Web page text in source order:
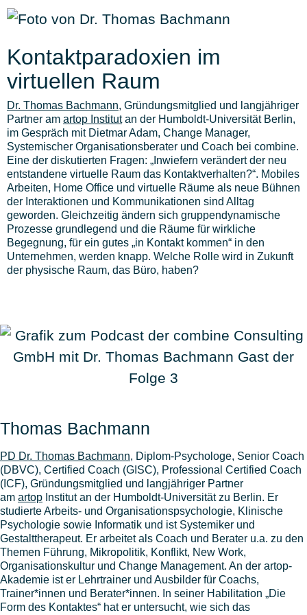
Kontaktparadoxien im
virtuellen Raum
Dr. Thomas Bachmann, Gründungsmitglied und langjähriger
Partner am artop Institutan der Humboldt-Universität Berlin,
im Gespräch mit Dietmar Adam, Change Manager,
Systemischer Organisationsberater und Coach bei combine.
Eine der diskutierten Fragen: „Inwiefern verändert der neu
entstandene virtuelle Raum das Kontaktverhalten?“. Mobiles
Arbeiten, Home Office und virtuelle Räume als neue Bühnen
der Interaktionen und Kommunikationen sind Alltag
geworden. Gleichzeitig ändern sich gruppendynamische
Prozesse grundlegend und die Räume für wirkliche
Begegnung, für ein gutes „in Kontakt kommen“ in den
Unternehmen, werden knapp. Welche Rolle wird in Zukunft
der physische Raum, das Büro, haben?
Thomas Bachmann
PD Dr. Thomas Bachmann, Diplom-Psychologe, Senior Coach
(DBVC), Certified Coach (GISC), Professional Certified Coach
(ICF), Gründungsmitglied und langjähriger Partner
am artop Institut an der Humboldt-Universität zu Berlin. Er
studierte Arbeits- und Organisationspsychologie, Klinische
Psychologie sowie Informatik und ist Systemiker und
Gestalttherapeut. Er arbeitet als Coach und Berater u.a. zu den
Themen Führung, Mikropolitik, Konflikt, New Work,
Organisationskultur und Change Management. An der artop-
Akademie ist er Lehrtrainer und Ausbilder für Coachs,
Trainer*innen und Berater*innen. In seiner Habilitation „Die
Form des Kontaktes“ hat er untersucht, wie sich das